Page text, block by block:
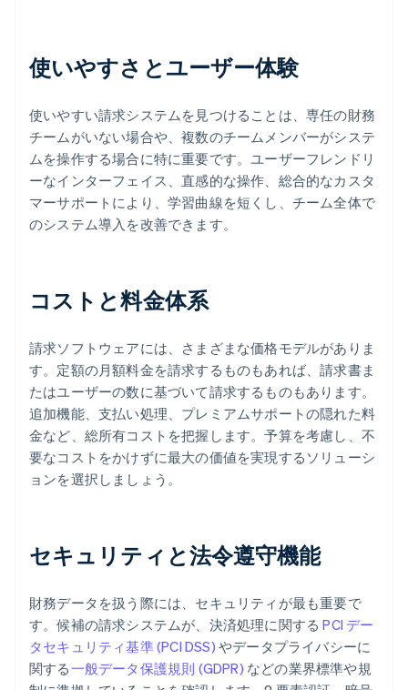
使いやすさとユーザー体験
使いやすい請求システムを見つけることは、専任の財務
チームがいない場合や、複数のチームメンバーがシステ
ムを操作する場合に特に重要です。ユーザーフレンドリ
ーなインターフェイス、直感的な操作、総合的なカスタ
マーサポートにより、学習曲線を短くし、チーム全体で
のシステム導入を改善できます。
コストと料金体系
請求ソフトウェアには、さまざまな価格モデルがありま
す。定額の月額料金を請求するものもあれば、請求書ま
たはユーザーの数に基づいて請求するものもあります。
追加機能、支払い処理、プレミアムサポートの隠れた料
金など、総所有コストを把握します。予算を考慮し、不
要なコストをかけずに最大の価値を実現するソリューシ
ョンを選択しましょう。
セキュリティと法令遵守機能
財務データを扱う際には、セキュリティが最も重要で
す。候補の請求システムが、決済処理に関するPCI デー
タセキュリティ基準 (PCI DSS) やデータプライバシーに
関する一般データ保護規則 (GDPR) などの業界標準や規